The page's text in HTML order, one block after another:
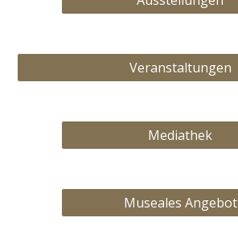
Veranstaltungen
Mediathek
Museales Angebot